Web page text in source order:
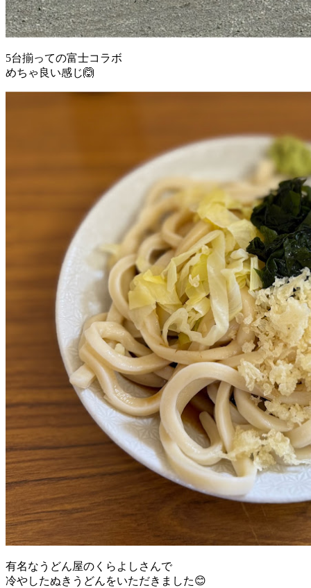
5台揃っての富士コラボ
めちゃ良い感じ🙆
有名なうどん屋のくらよしさんで
冷やしたぬきうどんをいただきました😊